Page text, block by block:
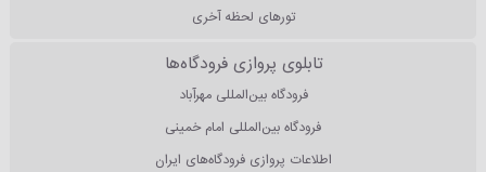
تورهای لحظه آخری
تابلوی پروازی فرودگاه‌ها
فرودگاه بین‌المللی مهرآباد
فرودگاه بین‌المللی امام خمینی
اطلاعات پروازی فرودگاه‌های ایران